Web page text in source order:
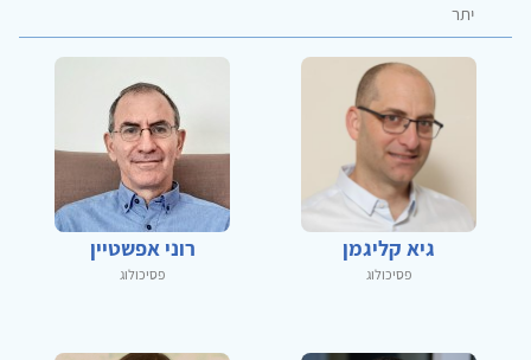
יתר
גיא קליגמן
פסיכולוג
רוני אפשטיין
פסיכולוג